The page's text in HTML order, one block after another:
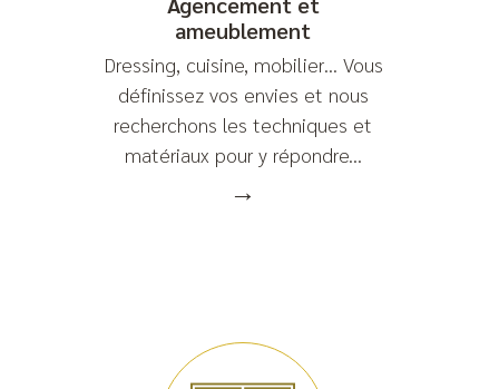
ameublement
Dressing, cuisine, mobilier… Vous
définissez vos envies et nous
recherchons les techniques et
matériaux pour y répondre...
→